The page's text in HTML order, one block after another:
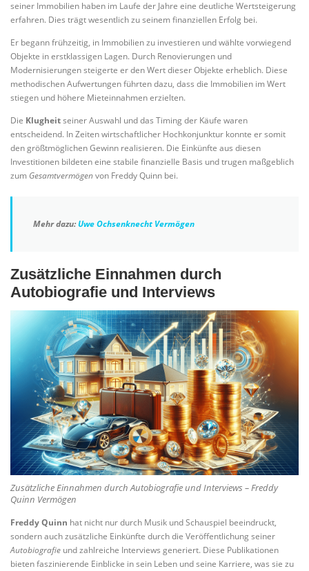
seiner Immobilien haben im Laufe der Jahre eine deutliche Wertsteigerung
erfahren. Dies trägt wesentlich zu seinem finanziellen Erfolg bei.
Er begann frühzeitig, in Immobilien zu investieren und wählte vorwiegend
Objekte in erstklassigen Lagen. Durch Renovierungen und
Modernisierungen steigerte er den Wert dieser Objekte erheblich. Diese
methodischen Aufwertungen führten dazu, dass die Immobilien im Wert
stiegen und höhere Mieteinnahmen erzielten.
Die Klugheitseiner Auswahl und das Timing der Käufe waren
entscheidend. In Zeiten wirtschaftlicher Hochkonjunktur konnte er somit
den größtmöglichen Gewinn realisieren. Die Einkünfte aus diesen
Investitionen bildeten eine stabile finanzielle Basis und trugen maßgeblich
zum Gesamtvermögenvon Freddy Quinn bei.
Mehr dazu:Uwe Ochsenknecht Vermögen
Zusätzliche Einnahmen durch
Autobiografie und Interviews
Zusätzliche Einnahmen durch Autobiografie und Interviews – Freddy
Quinn Vermögen
Freddy Quinn hat nicht nur durch Musik und Schauspiel beeindruckt,
sondern auch zusätzliche Einkünfte durch die Veröffentlichung seiner
Autobiografie und zahlreiche Interviews generiert. Diese Publikationen
bieten faszinierende Einblicke in sein Leben und seine Karriere, was sie zu